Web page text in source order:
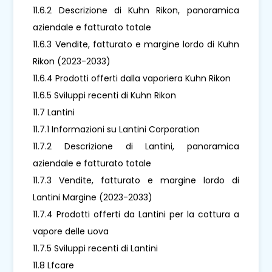
11.6.2 Descrizione di Kuhn Rikon, panoramica
aziendale e fatturato totale
11.6.3 Vendite, fatturato e margine lordo di Kuhn
Rikon (2023-2033)
11.6.4 Prodotti offerti dalla vaporiera Kuhn Rikon
11.6.5 Sviluppi recenti di Kuhn Rikon
11.7 Lantini
11.7.1 Informazioni su Lantini Corporation
11.7.2 Descrizione di Lantini, panoramica
aziendale e fatturato totale
11.7.3 Vendite, fatturato e margine lordo di
Lantini Margine (2023-2033)
11.7.4 Prodotti offerti da Lantini per la cottura a
vapore delle uova
11.7.5 Sviluppi recenti di Lantini
11.8 Lfcare